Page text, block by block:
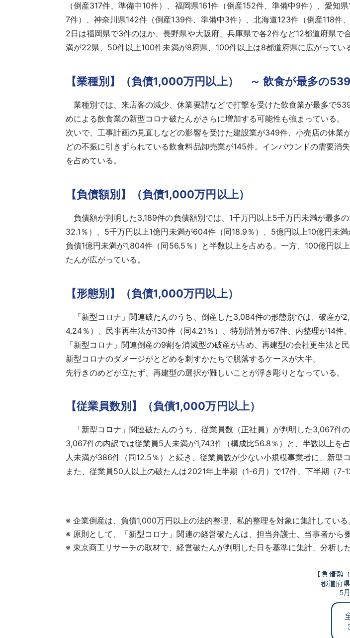
（倒産317件、準備中10件）、福岡県161件（倒産152件、準備中9件）、愛
7件）、神奈川県142件（倒産139件、準備中3件）、北海道123件（倒産118件
2日は福岡県で3件のほか、長野県や大阪府、兵庫県で各2件など12都道府県
満が22県、50件以上100件未満が8府県、100件以上は8都道府県に広がってい
【業種別】（負債1,000万円以上） ～ 飲食が最多の
業種別では、来店客の減少、休業要請などで打撃を受けた飲食業が最多で
めによる飲食業の新型コロナ破たんがさらに増加する可能性も強まっている。
次いで、工事計画の見直しなどの影響を受けた建設業が349件、小売店の休
どの不振に引きずられている飲食料品卸売業が145件。インバウンドの需要
を占めている。
【負債額別】（負債1,000万円以上）
負債額が判明した3,189件の負債額別では、1千万円以上5千万円未満が最多
32.1％）、5千万円以上1億円未満が604件（同18.9％）、5億円以上10億円未
負債1億円未満が1,804件（同56.5％）と半数以上を占める。一方、100億円
たんが広がっている。
【形態別】（負債1,000万円以上）
「新型コロナ」関連破たんのうち、倒産した3,084件の形態別では、破産が
4.24％）、民事再生法が130件（同4.21％）、特別清算が67件、内整理が14件
「新型コロナ」関連倒産の9割を消滅型の破産が占め、再建型の会社更生法
新型コロナのダメージがとどめを刺すかたちで脱落するケースが大半。
先行きのめどが立たず、再建型の選択が難しいことが浮き彫りとなっている。
【従業員数別】（負債1,000万円以上）
「新型コロナ」関連破たんのうち、従業員数（正社員）が判明した3,067件
3,067件の内訳では従業員5人未満が1,743件（構成比56.8％）と、半数以上
人未満が386件（同12.5％）と続き、従業員数が少ない小規模事業者に、新型
また、従業員50人以上の破たんは2021年上半期（1-6月）で17件、下半期（7-
※ 企業倒産は、負債1,000万円以上の法的整理、私的整理を対象に集計している
※ 原則として、「新型コロナ」関連の経営破たんは、担当弁護士、当事者から
※ 東京商工リサーチの取材で、経営破たんが判明した日を基準に集計、分析した